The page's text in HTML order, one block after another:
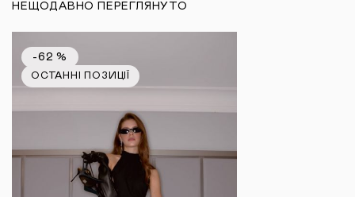
НЕЩОДАВНО ПЕРЕГЛЯНУТО
-62 %
ОСТАННІ ПОЗИЦІЇ